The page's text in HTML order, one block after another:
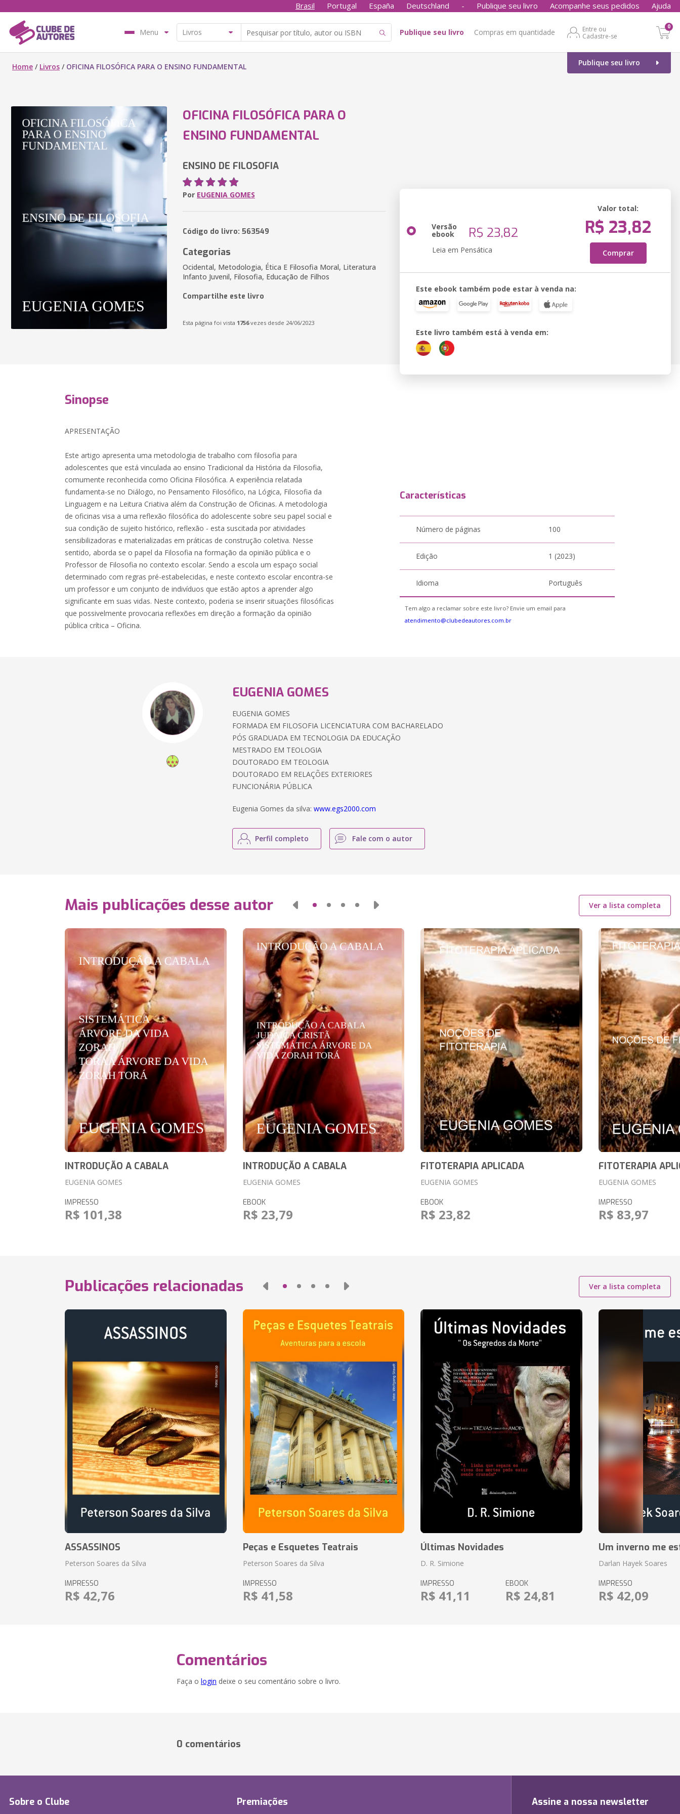
Brasil Portugal España Deutschland - Publique seu livro Acompanhe seus pedidos Ajuda
Menu Publique seu livro Compras em quantidade
Entre ou
Cadastre-se
0
Publique seu livro
Home / Livros / OFICINA FILOSÓFICA PARA O ENSINO FUNDAMENTAL
OFICINA FILOSÓFICA PARA O
ENSINO FUNDAMENTAL
ENSINO DE FILOSOFIA
Por EUGENIA GOMES
Código do livro: 563549
Categorias
Ocidental, Metodologia, Ética E Filosofia Moral, Literatura
Infanto Juvenil, Filosofia, Educação de Filhos
Compartilhe este livro
Esta página foi vista 1756vezes desde 24/06/2023
Versão
ebook R$ 23,82
Leia em Pensática
Valor total:
R$ 23,82
Comprar
Este ebook também pode estar à venda na:
Este livro também está à venda em:
Sinopse
APRESENTAÇÃO
Este artigo apresenta uma metodologia de trabalho com filosofia para
adolescentes que está vinculada ao ensino Tradicional da História da Filosofia,
comumente reconhecida como Oficina Filosófica. A experiência relatada
fundamenta-se no Diálogo, no Pensamento Filosófico, na Lógica, Filosofia da
Linguagem e na Leitura Criativa além da Construção de Oficinas. A metodologia
de oficinas visa a uma reflexão filosófica do adolescente sobre seu papel social e
sua condição de sujeito histórico, reflexão - esta suscitada por atividades
sensibilizadoras e materializadas em práticas de construção coletiva. Nesse
sentido, aborda se o papel da Filosofia na formação da opinião pública e o
Professor de Filosofia no contexto escolar. Sendo a escola um espaço social
determinado com regras pré-estabelecidas, e neste contexto escolar encontra-se
um professor e um conjunto de indivíduos que estão aptos a aprender algo
significante em suas vidas. Neste contexto, poderia se inserir situações filosóficas
que possivelmente provocaria reflexões em direção a formação da opinião
pública crítica – Oficina.
Características
Número de páginas 100
Edição 1 (2023)
Idioma Português
Tem algo a reclamar sobre este livro? Envie um email para
atendimento@clubedeautores.com.br
EUGENIA GOMES
EUGENIA GOMES
FORMADA EM FILOSOFIA LICENCIATURA COM BACHARELADO
PÓS GRADUADA EM TECNOLOGIA DA EDUCAÇÃO
MESTRADO EM TEOLOGIA
DOUTORADO EM TEOLOGIA
DOUTORADO EM RELAÇÕES EXTERIORES
FUNCIONÁRIA PÚBLICA
Eugenia Gomes da silva:www.egs2000.com
Perfil completo Fale com o autor
Mais publicações desse autor Ver a lista completa
INTRODUÇÃO A CABALA
EUGENIA GOMES
IMPRESSO
R$ 101,38
INTRODUÇÃO A CABALA
EUGENIA GOMES
EBOOK
R$ 23,79
FITOTERAPIA APLICADA
EUGENIA GOMES
EBOOK
R$ 23,82
FITOTERAPIA
EUGENIA GOMES
IMPRESSO
R$ 83,97
Publicações relacionadas Ver a lista completa
ASSASSINOS
Peterson Soares da Silva
IMPRESSO
R$ 42,76
Peças e Esquetes Teatrais
Peterson Soares da Silva
IMPRESSO
R$ 41,58
Últimas Novidades
D. R. Simione
IMPRESSO
R$ 41,11
EBOOK
R$ 24,81
Um inverno me
Darlan Hayek Soares
IMPRESSO
R$ 42,09
Comentários
Faça o login deixe o seu comentário sobre o livro.
0 comentários
Sobre o Clube Premiações Assine a nossa newsletter